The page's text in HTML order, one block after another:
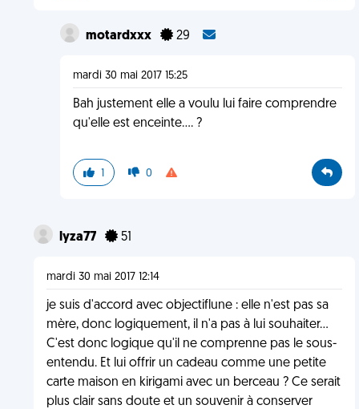
motardxxx 29
mardi 30 mai 2017 15:25
Bah justement elle a voulu lui faire comprendre
qu'elle est enceinte.... ?
1 0
lyza77 51
mardi 30 mai 2017 12:14
je suis d'accord avec objectiflune : elle n'est pas sa
mère, donc logiquement, il n'a pas à lui souhaiter...
C'est donc logique qu'il ne comprenne pas le sous-
entendu. Et lui offrir un cadeau comme une petite
carte maison en kirigami avec un berceau ? Ce serait
plus clair sans doute et un souvenir à conserver